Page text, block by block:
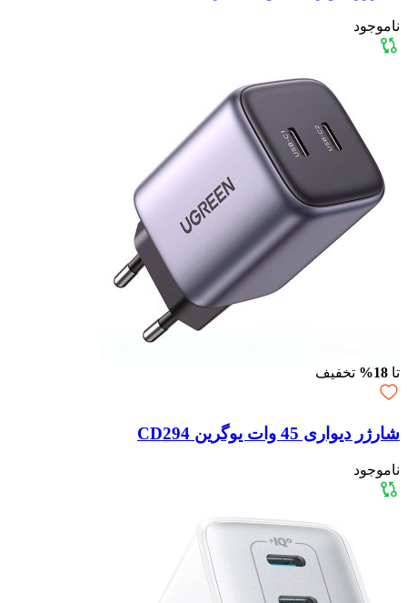
ناموجود
تا 18% تخفیف
شارژر دیواری 45 وات یوگرین CD294
ناموجود